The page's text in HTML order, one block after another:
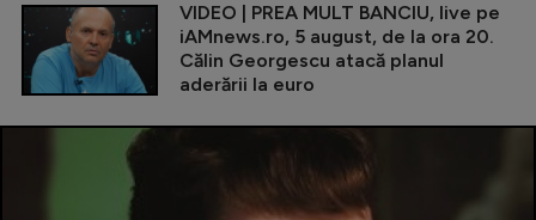
VIDEO | PREA MULT BANCIU, live pe
iAMnews.ro, 5 august, de la ora 20.
Călin Georgescu atacă planul
aderării la euro